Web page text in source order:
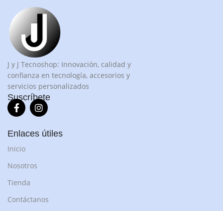
J y J Tecnoshop: Innovación, calidad y
confianza en tecnología, accesorios y
servicios personalizados
Suscríbete
Enlaces útiles
Inicio
Nosotros
Tienda
Contáctanos